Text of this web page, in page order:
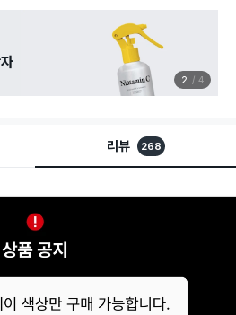
3 4
리뷰 268